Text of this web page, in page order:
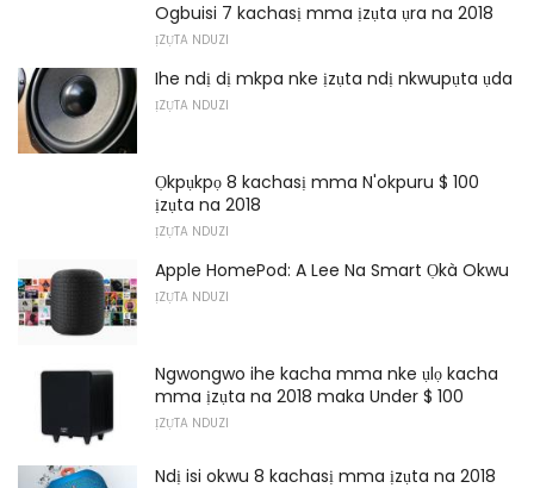
Ogbuisi 7 kachasị mma ịzụta ụra na 2018
ỊZỤTA NDUZI
Ihe ndị dị mkpa nke ịzụta ndị nkwupụta ụda
ỊZỤTA NDUZI
Ọkpụkpọ 8 kachasị mma N'okpuru $ 100
ịzụta na 2018
ỊZỤTA NDUZI
Apple HomePod: A Lee Na Smart Ọkà Okwu
ỊZỤTA NDUZI
Ngwongwo ihe kacha mma nke ụlọ kacha
mma ịzụta na 2018 maka Under $ 100
ỊZỤTA NDUZI
Ndị isi okwu 8 kachasị mma ịzụta na 2018